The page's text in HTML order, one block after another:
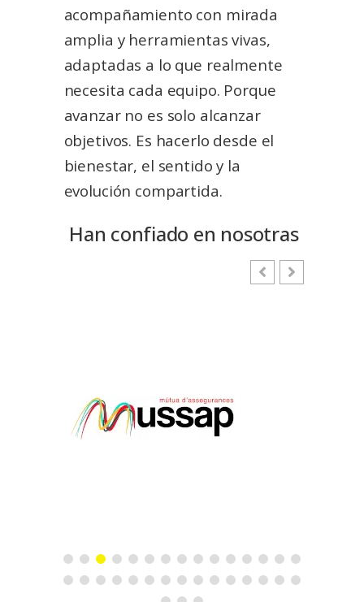
acompañamiento con mirada
amplia y herramientas vivas,
adaptadas a lo que realmente
necesita cada equipo. Porque
avanzar no es solo alcanzar
objetivos. Es hacerlo desde el
bienestar, el sentido y la
evolución compartida.
Han confiado en nosotras